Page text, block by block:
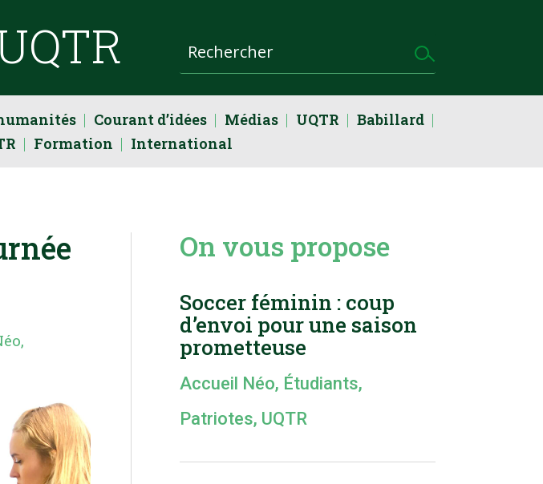
Courant d’idées Médias UQTR
Babillard
Formation International
,
On vous propose
Soccer féminin : coup
d’envoi pour une saison
prometteuse
Accueil Néo, Étudiants,
Patriotes, UQTR